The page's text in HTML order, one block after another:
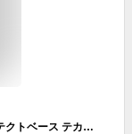
プリマヴィスタ 化粧下地 皮脂くずれ スキンプロテクトベース テカリ ヨレ 防止 肌 ウォータープルーフ 日焼け止め 紫外線 花王 メイク 無香料 メロン SPF50 25ml ×3個